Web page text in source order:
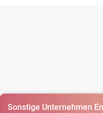
Sonstige Unternehmen